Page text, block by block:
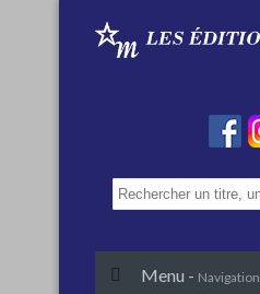
Menu - Navigation